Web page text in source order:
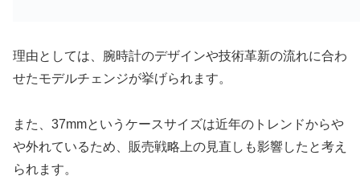
理由としては、腕時計のデザインや技術革新の流れに合わ
せたモデルチェンジが挙げられます。
また、37mmというケースサイズは近年のトレンドからや
や外れているため、販売戦略上の見直しも影響したと考え
られます。